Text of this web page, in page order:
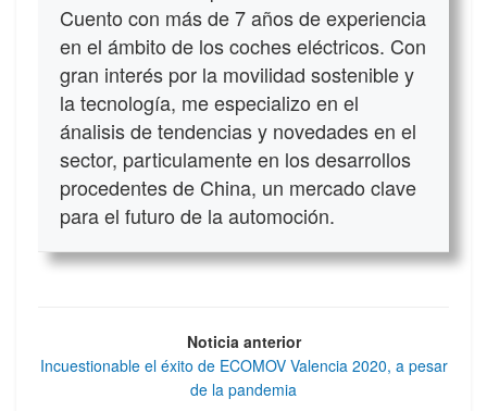
Cuento con más de 7 años de experiencia
en el ámbito de los coches eléctricos. Con
gran interés por la movilidad sostenible y
la tecnología, me especializo en el
ánalisis de tendencias y novedades en el
sector, particulamente en los desarrollos
procedentes de China, un mercado clave
para el futuro de la automoción.
Noticia anterior
Incuestionable el éxito de ECOMOV Valencia 2020, a pesar
de la pandemia